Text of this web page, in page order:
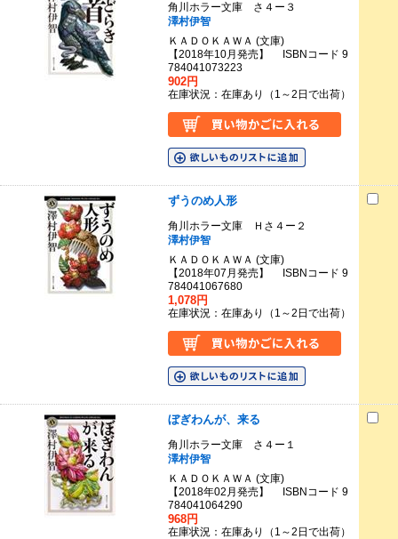
角川ホラー文庫 さ４ー３
澤村伊智
ＫＡＤＯＫＡＷＡ (文庫)
【2018年10月発売】 ISBNコード 9
784041073223
902円
在庫状況：在庫あり（1～2日で出荷）
ずうのめ人形
角川ホラー文庫 Ｈさ４ー２
澤村伊智
ＫＡＤＯＫＡＷＡ (文庫)
【2018年07月発売】 ISBNコード 9
784041067680
1,078円
在庫状況：在庫あり（1～2日で出荷）
ぼぎわんが、来る
角川ホラー文庫 さ４ー１
澤村伊智
ＫＡＤＯＫＡＷＡ (文庫)
【2018年02月発売】 ISBNコード 9
784041064290
968円
在庫状況：在庫あり（1～2日で出荷）